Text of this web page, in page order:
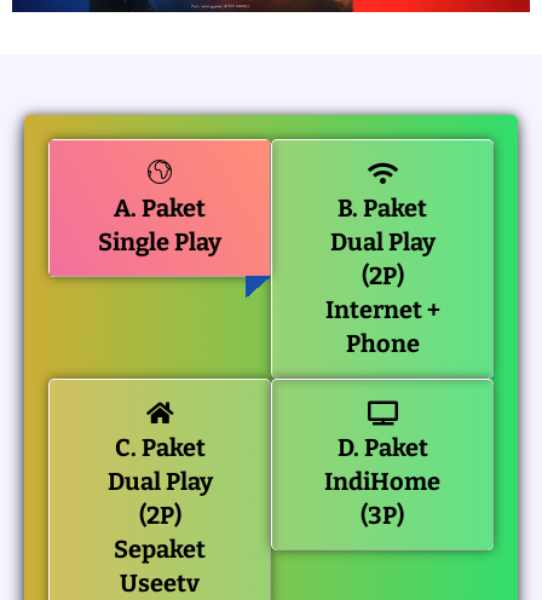
A. Paket
Single Play
B. Paket
Dual Play
(2P)
Internet +
Phone
C. Paket
Dual Play
(2P)
Sepaket
Useetv
D. Paket
IndiHome
(3P)